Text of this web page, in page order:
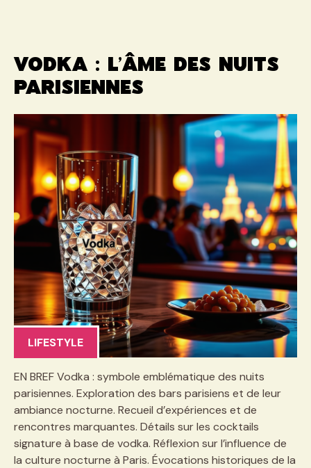
Vodka : l’âme des nuits
parisiennes
LIFESTYLE
EN BREF Vodka : symbole emblématique des nuits
parisiennes. Exploration des bars parisiens et de leur
ambiance nocturne. Recueil d’expériences et de
rencontres marquantes. Détails sur les cocktails
signature à base de vodka. Réflexion sur l’influence de
la culture nocturne à Paris. Évocations historiques de la